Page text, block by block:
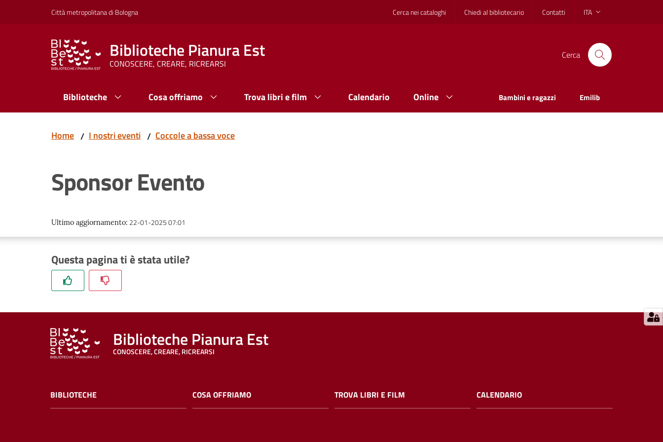
Vai al contenuto
Vai alla navigazioneCittà metropolitana di Bologna Cerca nei cataloghi Chiedi al bibliotecario Contatti ITA
Biblioteche Pianura Est
CONOSCERE, CREARE, RICREARSI
Cerca
Biblioteche Cosa offriamo Trova libri e film Calendario Online Bambini e ragazzi Emilib
Home / I nostri eventi / Coccole a bassa voce
Sponsor Evento
Ultimo aggiornamento: 22-01-2025 07:01
Questa pagina ti è stata utile?
Biblioteche Pianura Est
CONOSCERE, CREARE, RICREARSI
BIBLIOTECHE COSA OFFRIAMO TROVA LIBRI E FILM CALENDARIO